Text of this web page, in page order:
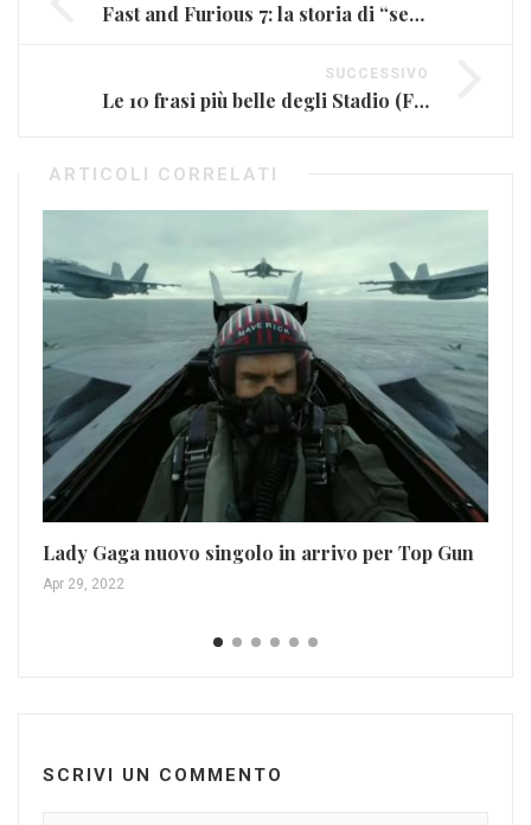
Fast and Furious 7: la storia di “see you again”
SUCCESSIVO
Le 10 frasi più belle degli Stadio (FOTO E VIDEO)
ARTICOLI CORRELATI
Lady Gaga nuovo singolo in arrivo per Top Gun
Apr 29, 2022
SCRIVI UN COMMENTO